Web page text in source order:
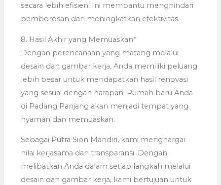
secara lebih efisien. Ini membantu menghindari
pemborosan dan meningkatkan efektivitas.
8. Hasil Akhir yang Memuaskan*
Dengan perencanaan yang matang melalui
desain dan gambar kerja, Anda memiliki peluang
lebih besar untuk mendapatkan hasil renovasi
yang sesuai dengan harapan. Rumah baru Anda
di Padang Panjang akan menjadi tempat yang
nyaman dan memuaskan.
Sebagai Putra Sion Mandiri, kami menghargai
nilai kerjasama dan transparansi. Dengan
melibatkan Anda dalam setiap langkah melalui
desain dan gambar kerja, kami bertujuan untuk